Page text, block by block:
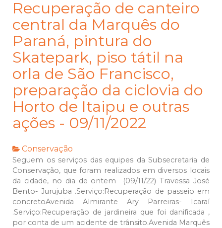
Recuperação de canteiro
central da Marquês do
Paraná, pintura do
Skatepark, piso tátil na
orla de São Francisco,
preparação da ciclovia do
Horto de Itaipu e outras
ações - 09/11/2022
Conservação
Seguem os serviços das equipes da Subsecretaria de
Conservação, que foram realizados em diversos locais
da cidade, no dia de ontem (09/11/22) Travessa José
Bento- Jurujuba .Serviço:Recuperação de passeio em
concretoAvenida Almirante Ary Parreiras- Icaraí
.Serviço:Recuperação de jardineira que foi danificada ,
por conta de um acidente de trânsito.Avenida Marquês